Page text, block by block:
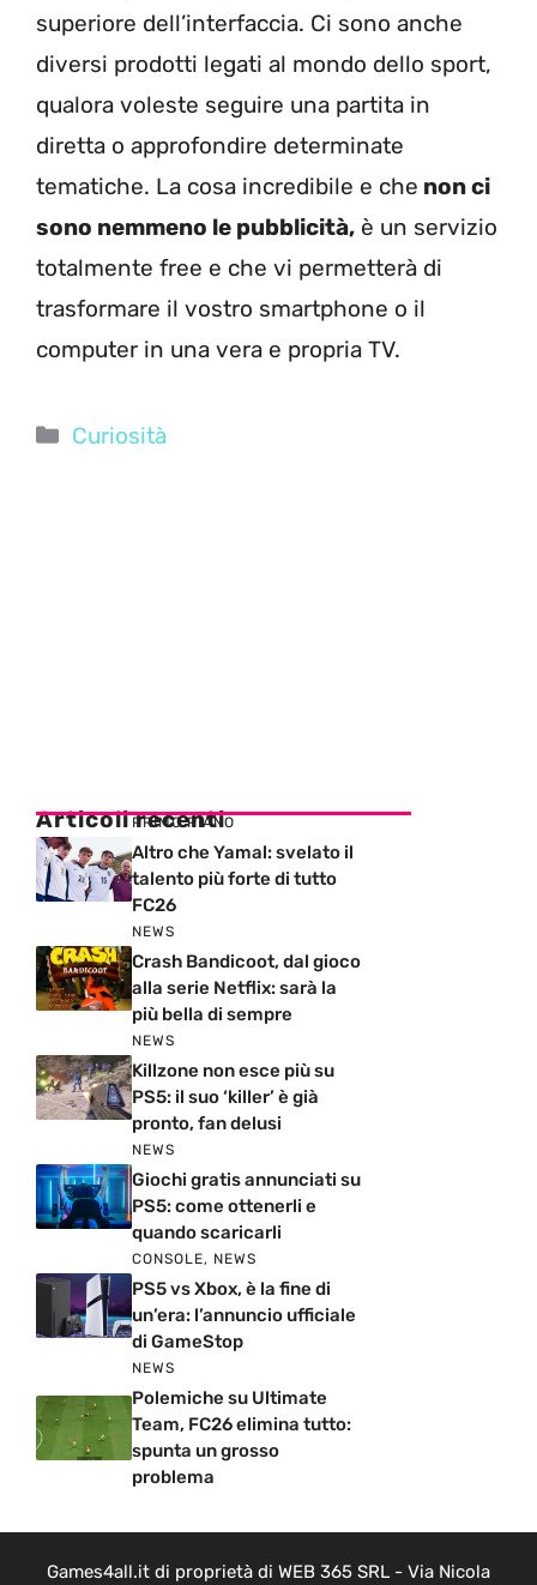
superiore dell’interfaccia. Ci sono anche
diversi prodotti legati al mondo dello sport,
qualora voleste seguire una partita in
diretta o approfondire determinate
tematiche. La cosa incredibile e che non ci
sono nemmeno le pubblicità, è un servizio
totalmente free e che vi permetterà di
trasformare il vostro smartphone o il
computer in una vera e propria TV.
Categorie
Curiosità
Articoli recenti
PRIMO PIANO
Altro che Yamal: svelato il
talento più forte di tutto
FC26
NEWS
Crash Bandicoot, dal gioco
alla serie Netflix: sarà la
più bella di sempre
NEWS
Killzone non esce più su
PS5: il suo ‘killer’ è già
pronto, fan delusi
NEWS
Giochi gratis annunciati su
PS5: come ottenerli e
quando scaricarli
CONSOLE, NEWS
PS5 vs Xbox, è la fine di
un’era: l’annuncio ufficiale
di GameStop
NEWS
Polemiche su Ultimate
Team, FC26 elimina tutto:
spunta un grosso
problema
Games4all.it di proprietà di WEB 365 SRL - Via Nicola